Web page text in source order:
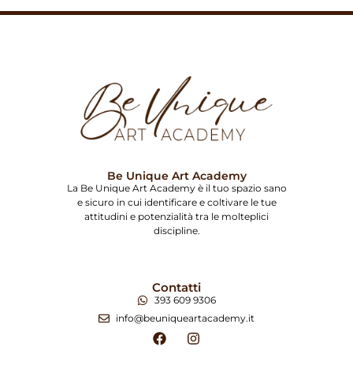
Be Unique Art Academy
La Be Unique Art Academy è il tuo spazio sano
e sicuro in cui identificare e coltivare le tue
attitudini e potenzialità tra le molteplici
discipline.
Contatti
393 609 9306
info@beuniqueartacademy.it